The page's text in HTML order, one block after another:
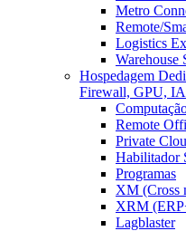
Metro
Remote/
Logistics
Warehouse
Hospedagem
Firewall, GPU, IA
Remote
Private
Habilitador
Programas
XM (Cross
XRM
Lagblaster